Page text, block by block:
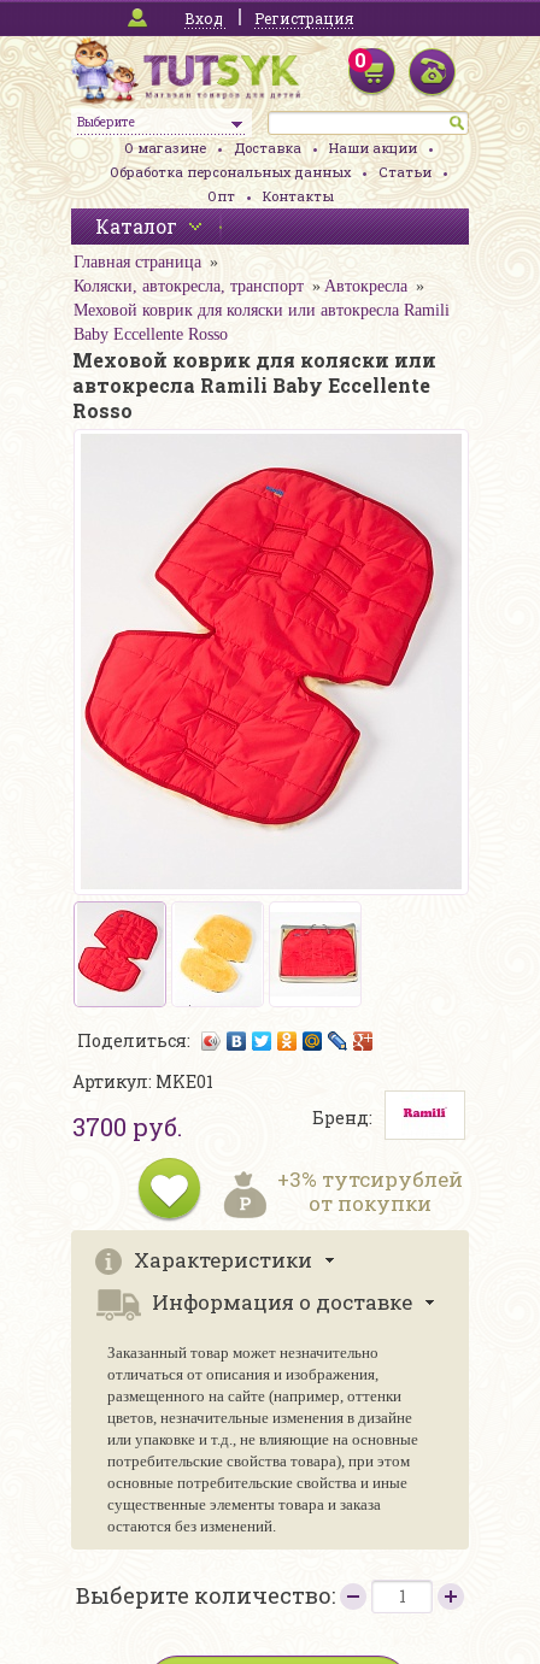
Вход Регистрация
Выберите
0
О магазине Доставка
Наши акции
Обработка персональных данных
Статьи
Опт
Контакты
Каталог
Главная страница
Коляски, автокресла, транспорт
Автокресла
Меховой коврик для коляски или автокресла Ramili
Baby Eccellente Rosso
Меховой коврик для коляски или
автокресла Ramili Baby Eccellente
Rosso
Поделиться:
Артикул: MKE01
3700 руб. Бренд:
+3% тутсирублей
от покупки
Характеристики
Информация о доставке
Заказанный товар может незначительно
отличаться от описания и изображения,
размещенного на сайте (например, оттенки
цветов, незначительные изменения в дизайне
или упаковке и т.д., не влияющие на основные
потребительские свойства товара), при этом
основные потребительские свойства и иные
существенные элементы товара и заказа
остаются без изменений.
Выберите количество: